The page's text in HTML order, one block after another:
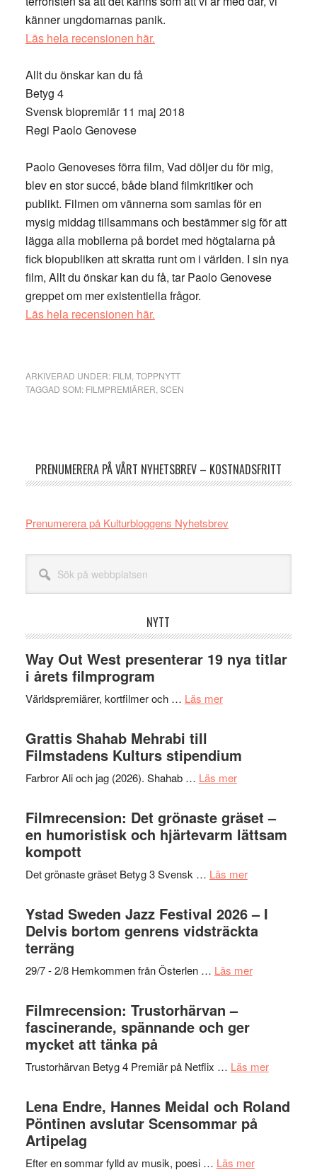
känner ungdomarnas panik.
Läs hela recensionen här.
Allt du önskar kan du få
Betyg 4
Svensk biopremiär 11 maj 2018
Regi Paolo Genovese
Paolo Genoveses förra film, Vad döljer du för mig,
blev en stor succé, både bland filmkritiker och
publikt. Filmen om vännerna som samlas för en
mysig middag tillsammans och bestämmer sig för att
lägga alla mobilerna på bordet med högtalarna på
fick biopubliken att skratta runt om i världen. I sin nya
film, Allt du önskar kan du få, tar Paolo Genovese
greppet om mer existentiella frågor.
Läs hela recensionen här.
ARKIVERAD UNDER: FILM TOPPNYTT
TAGGAD SOM: FILMPREMIÄRER SCEN
PRENUMERERA PÅ VÅRT NYHETSBREV – KOSTNADSFRITT
Prenumerera på Kulturbloggens Nyhetsbrev
webbplatsen
NYTT
Way Out West presenterar 19 nya titlar
i årets filmprogram
Världspremiärer, kortfilmer och … Läs merom
presenterar
19
titlar
i
Grattis Shahab Mehrabi till
Filmstadens Kulturs stipendium
Farbror Ali och jag (2026). Shahab … Läs merom
Shahab
Mehrabi
till
Kulturs
Filmrecension: Det grönaste gräset –
en humoristisk och hjärtevarm lättsam
kompott
Det grönaste gräset Betyg 3 Svensk … Läs merom
Det
grönaste
gräset
en
hjärtevarm
Ystad Sweden Jazz Festival 2026 – I
Delvis bortom genrens vidsträckta
terräng
29/7 - 2/8 Hemkommen från Österlen … Läs merom
–
Delvis
bortom
Filmrecension: Trustorhärvan –
fascinerande, spännande och ger
mycket att tänka på
Trustorhärvan Betyg 4 Premiär på Netflix … Läs merom
–
Lena Endre, Hannes Meidal och Roland
Pöntinen avslutar Scensommar på
Artipelag
Efter en sommar fylld av musik, poesi … Läs merom